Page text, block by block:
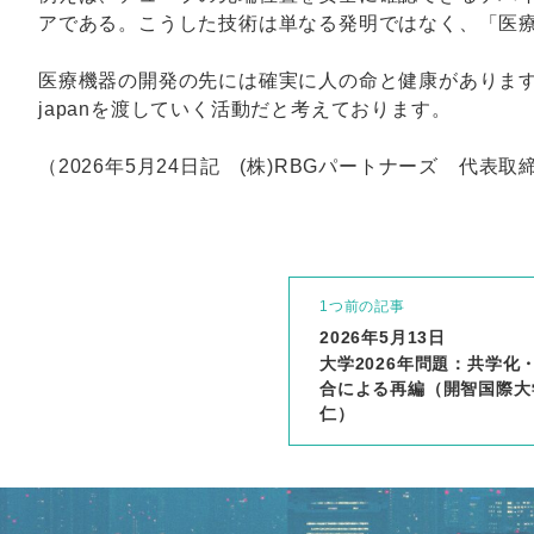
アである。こうした技術は単なる発明ではなく、「医
医療機器の開発の先には確実に人の命と健康があり
japanを渡していく活動だと考えております。
（2026年5月24日記 (株)RBGパートナーズ 代表
1つ前の記事
2026年5月13日
大学2026年問題：共学化
合による再編（開智国際
仁）